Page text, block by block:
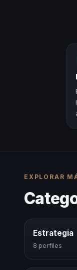
EXPLORAR
Estrategia
8 perfiles